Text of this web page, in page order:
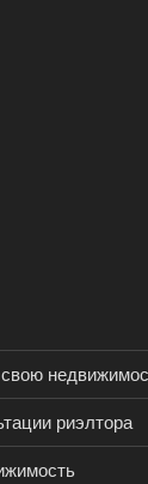
риэлтора